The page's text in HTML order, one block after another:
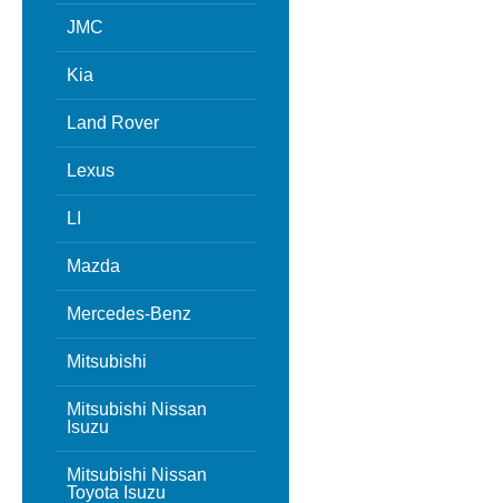
JMC
Kia
Land Rover
Lexus
LI
Mazda
Mercedes-Benz
Mitsubishi
Mitsubishi Nissan
Isuzu
Mitsubishi Nissan
Toyota Isuzu